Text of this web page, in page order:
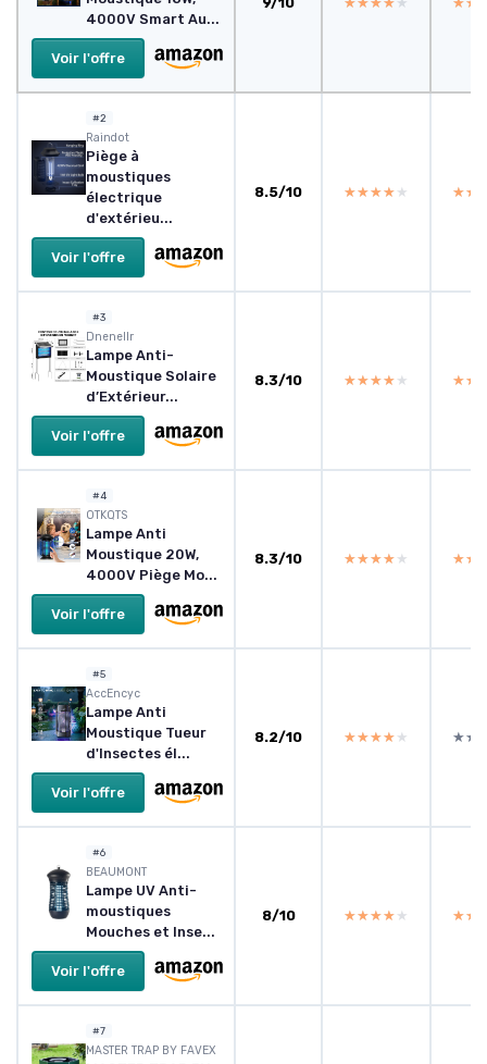
4000V Smart Au...
Voir l'offre
#2
Raindot
Piège à
moustiques
électrique
d'extérieu...
Voir l'offre
8.5/10 ★★★★★
★★★★★
#3
Dnenellr
Lampe Anti-
Moustique Solaire
d’Extérieur...
Voir l'offre
8.3/10 ★★★★★
★★★★★
#4
OTKQTS
Lampe Anti
Moustique 20W,
4000V Piège Mo...
Voir l'offre
8.3/10 ★★★★★
★★★★★
#5
AccEncyc
Lampe Anti
Moustique Tueur
d'Insectes él...
Voir l'offre
8.2/10 ★★★★★
★★★★★
#6
BEAUMONT
Lampe UV Anti-
moustiques
Mouches et Inse...
Voir l'offre
8/10 ★★★★★
★★★★★
#7
MASTER TRAP BY FAVEX